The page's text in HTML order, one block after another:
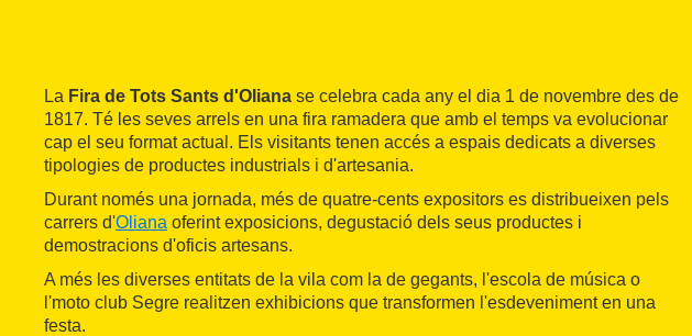
La Fira de Tots Sants d'Oliana se celebra cada any el dia 1 de novembre des de
1817. Té les seves arrels en una fira ramadera que amb el temps va evolucionar
cap el seu format actual. Els visitants tenen accés a espais dedicats a diverses
tipologies de productes industrials i d'artesania.
Durant només una jornada, més de quatre-cents expositors es distribueixen pels
carrers d'Oliana oferint exposicions, degustació dels seus productes i
demostracions d'oficis artesans.
A més les diverses entitats de la vila com la de gegants, l'escola de música o
l'moto club Segre realitzen exhibicions que transformen l'esdeveniment en una
festa.